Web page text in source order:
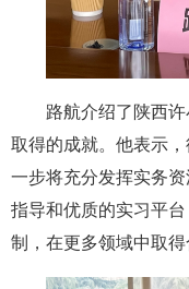
路航介绍了陕西
取得的成就。他表示
一步将充分发挥实务
指导和优质的实习平
制，在更多领域中取得